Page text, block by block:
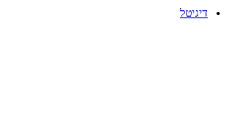
דיגיטל